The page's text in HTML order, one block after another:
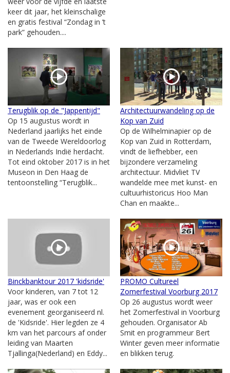
keer dit jaar, het kleinschalige
en gratis festival “Zondag in ’t
park” gehouden....
Terugblik op de "Jappentijd"
Op 15 augustus wordt in
Nederland jaarlijks het einde
van de Tweede Wereldoorlog
in Nederlands Indië herdacht.
Tot eind oktober 2017 is in het
Museon in Den Haag de
tentoonstelling “Terugblik...
Architectuurwandeling op de
Kop van Zuid
Op de Wilhelminapier op de
Kop van Zuid in Rotterdam,
vindt de liefhebber, een
bijzondere verzameling
architectuur. Midvliet TV
wandelde mee met kunst- en
cultuurhistoricus Hoo Man
Chan en maakte...
Binckbanktour 2017 'kidsride'
Voor kinderen, van 7 tot 12
jaar, was er ook een
evenement georganiseerd nl.
de 'Kidsride'. Hier legden ze 4
km van het parcours af onder
leiding van Maarten
Tjallinga(Nederland) en Eddy...
PROMO Cultureel
Zomerfestival Voorburg 2017
Op 26 augustus wordt weer
het Zomerfestival in Voorburg
gehouden. Organisator Ab
Smit en programmeur Bert
Winter geven meer informatie
en blikken terug.